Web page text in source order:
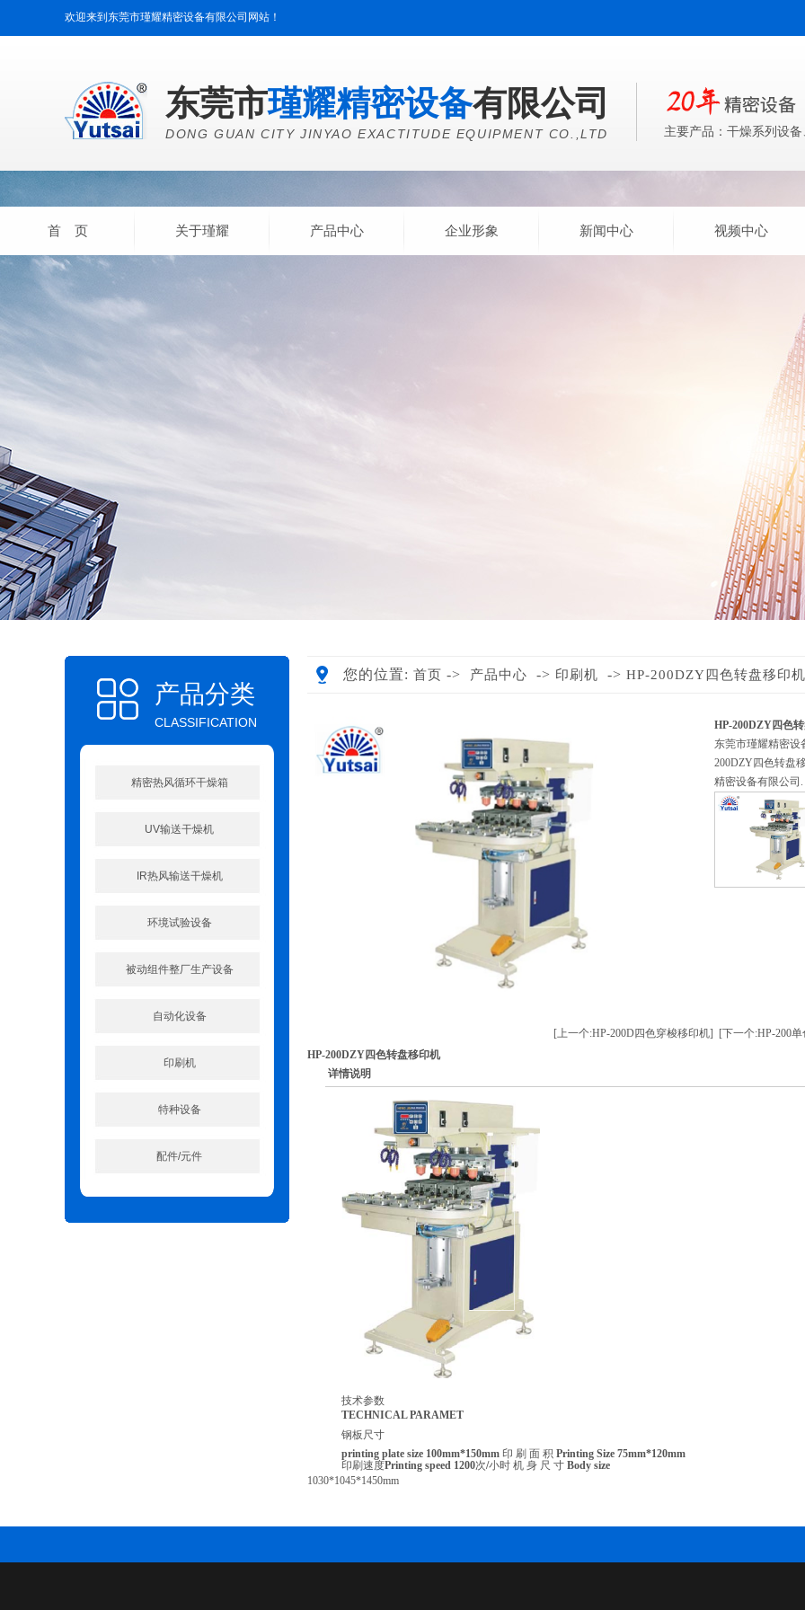
欢迎来到东莞市瑾耀精密设备有限公司网站！
东莞市瑾耀精密设备有限公司
DONG GUAN CITY JINYAO EXACTITUDE EQUIPMENT CO.,LTD 主要产品：干燥系列设
首 页 关于瑾耀 产品中心 企业形象 新闻中心 视频中心
产品分类
CLASSIFICATION
精密热风循环干燥箱
UV输送干燥机
IR热风输送干燥机
环境试验设备
被动组件整厂生产设备
自动化设备
印刷机
特种设备
配件/元件
您的位置: 首页 -> 产品中心 -> 印刷机 -> HP-200DZY四色转盘移印机
HP-200DZY四色
东莞市瑾耀精密设
200DZY四色转盘
精密设备有限公司.
[上一个:HP-200D四色穿梭移印机]
[下一个:HP-200
HP-200DZY四色转盘移印机
详情说明
技术参数
TECHNICAL PARAMET
钢板尺寸
printing plate size 100mm*150mm印 刷 面 积 Printing Size 75mm*120mm
印刷速度Printingspeed 1200次/小时 机 身 尺 寸 Body size
1030*1045*1450mm